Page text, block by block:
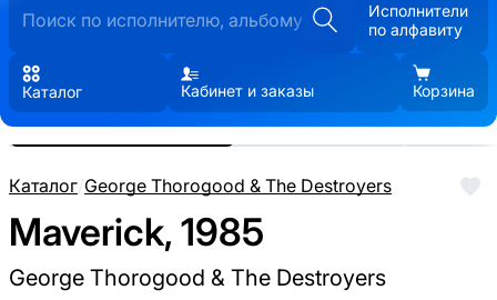
Исполнители
по алфавиту
Каталог Кабинет и заказы Корзина
Каталог/George Thorogood & The Destroyers
Maverick, 1985
George Thorogood & The Destroyers
Реальные фото пластинки.
Нажмите, чтобы увеличить